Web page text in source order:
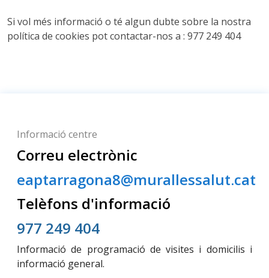
Si vol més informació o té algun dubte sobre la nostra
política de cookies pot contactar-nos a : 977 249 404
Informació centre
Correu electrònic
eaptarragona8@murallessalut.cat
Telèfons d'informació
977 249 404
Informació de programació de visites i domicilis i
informació general.